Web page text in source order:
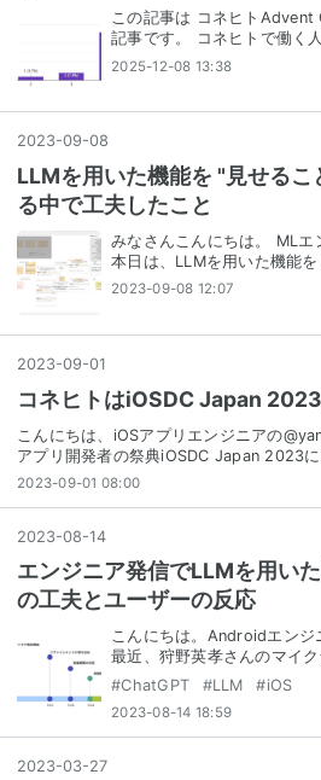
この記事は コネヒト
記事です。 コネヒトで働く
2025-12-08 13:38
2023-09-08
LLMを用いた機能を "見せる
る中で工夫したこと
みなさんこんにちは。 MLエ
本日は、LLMを用いた機能
2023-09-08 12:07
2023-09-01
コネヒトはiOSDC Japan
こんにちは、iOSアプリエンジニアの
アプリ開発者の祭典iOSDC Japan 2023
2023-09-01 08:00
2023-08-14
エンジニア発信でLLMを用い
の工夫とユーザーの反応
こんにちは。Androidエンジ
最近、狩野英孝さんのマイ
#ChatGPT #LLM #iOS
2023-08-14 18:59
2023-03-27